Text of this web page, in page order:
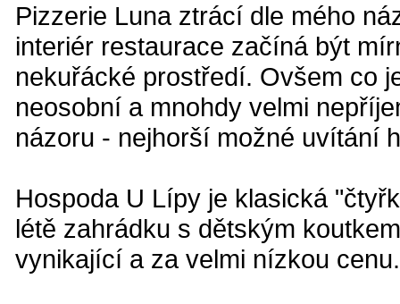
Pizzerie Luna ztrácí dle mého
interiér restaurace začíná být
nekuřácké prostředí. Ovšem co
neosobní a mnohdy velmi
názoru - nejhorší možné uvítání
Hospoda U Lípy je klasická
létě zahrádku s dětským
vynikající a za velmi nízkou